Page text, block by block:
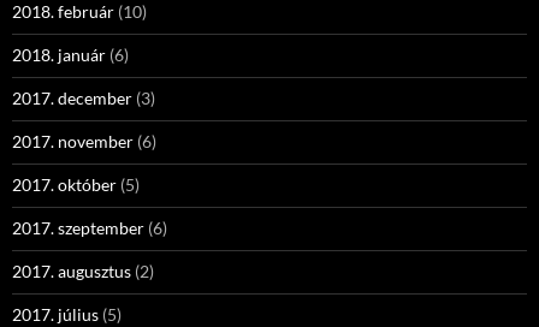
2018. február (10)
2018. január (6)
2017. december (3)
2017. november (6)
2017. október (5)
2017. szeptember (6)
2017. augusztus (2)
2017. július (5)